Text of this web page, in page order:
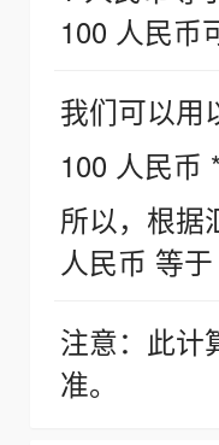
100 人民币
我们可以用
100 人民币
所以，根据
人民币 等
注意：此计
准。